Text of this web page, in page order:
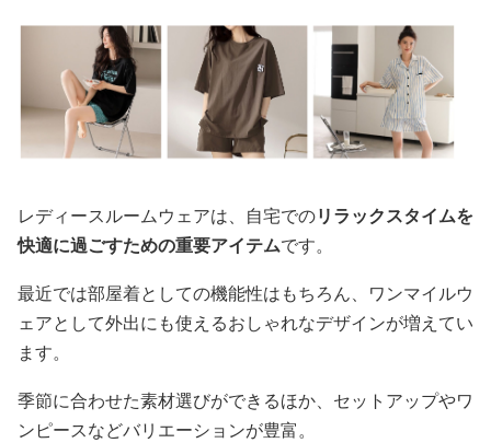
レディースルームウェアは、自宅でのリラックスタイムを
快適に過ごすための重要アイテムです。
最近では部屋着としての機能性はもちろん、ワンマイルウ
ェアとして外出にも使えるおしゃれなデザインが増えてい
ます。
季節に合わせた素材選びができるほか、セットアップやワ
ンピースなどバリエーションが豊富。